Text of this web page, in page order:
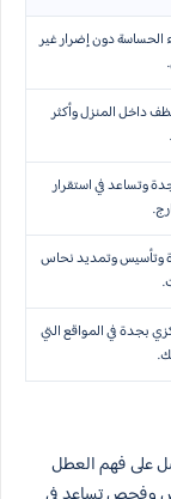
الحساسة دون إضرار غير
داخل المنزل وأكثر
وتساعد في استقرار
وتأسيس وتمديد نحاس
بجدة في المواقع التي
على فهم العطل